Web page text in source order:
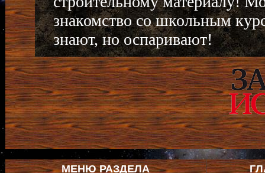
знакомство со школьным
знают, но оспаривают!
МЕНЮ РАЗДЕЛА